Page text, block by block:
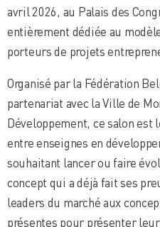
avril 2026, au Palais des
entièrement dédiée au
porteurs de projets
Organisé par la Fédération
partenariat avec la Ville de
Développement, ce salon
entre enseignes en
souhaitant lancer ou faire
concept qui a déjà fait ses
leaders du marché aux
présentes pour présenter